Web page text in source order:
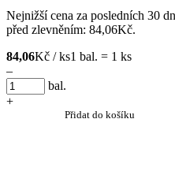
Nejnižší cena za posledních 30
před zlevněním: 84,06Kč.
84,06Kč / ks1 bal. = 1 ks
–
bal.
+
Přidat do košíku